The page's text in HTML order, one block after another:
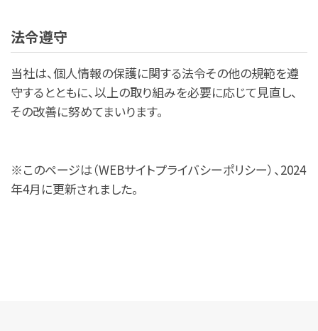
法令遵守
当社は、個人情報の保護に関する法令その他の規範を遵
守するとともに、以上の取り組みを必要に応じて見直し、
その改善に努めてまいります。
※このページは（WEBサイトプライバシーポリシー）、2024
年4月に更新されました。